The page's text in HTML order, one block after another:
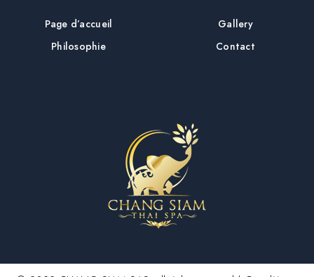
Page d’accueil
Philosophie
Gallery
Contact